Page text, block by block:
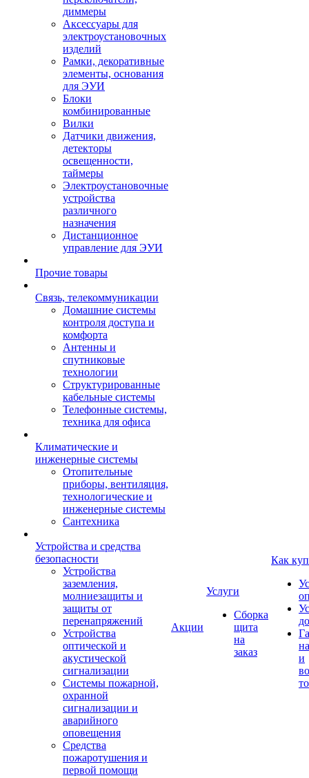
диммеры
Аксессуары для
электроустановочных
изделий
Рамки, декоративные
элементы, основания
для ЭУИ
Блоки
комбинированные
Вилки
Датчики движения,
детекторы
освещенности,
таймеры
Электроустановочные
устройства
различного
назначения
Дистанционное
управление для ЭУИ
Прочие товары
Связь, телекоммуникации
Домашние системы
контроля доступа и
комфорта
Антенны и
спутниковые
технологии
Структурированные
кабельные системы
Телефонные системы,
техника для офиса
Климатические и
инженерные системы
Отопительные
приборы, вентиляция,
технологические и
инженерные системы
Сантехника
Устройства и средства
безопасности
Устройства
заземления,
молниезащиты и
защиты от
перенапряжений
Устройства
оптической и
акустической
сигнализации
Системы пожарной,
охранной
сигнализации и
аварийного
оповещения
Средства
пожаротушения и
первой помощи
Акции
Услуги
Сборка
щита
на
заказ
Как
и